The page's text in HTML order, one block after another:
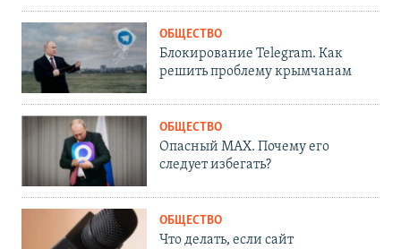
ОБЩЕСТВО
Блокирование Telegram. Как
решить проблему крымчанам
ОБЩЕСТВО
Опасный MAX. Почему его
следует избегать?
ОБЩЕСТВО
Что делать, если сайт